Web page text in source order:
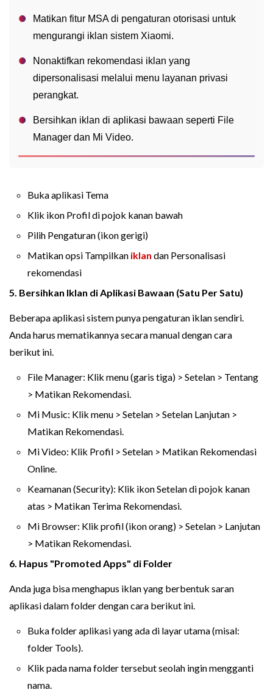
Matikan fitur MSA di pengaturan otorisasi untuk
mengurangi iklan sistem Xiaomi.
Nonaktifkan rekomendasi iklan yang
dipersonalisasi melalui menu layanan privasi
perangkat.
Bersihkan iklan di aplikasi bawaan seperti File
Manager dan Mi Video.
Buka aplikasi Tema
Klik ikon Profil di pojok kanan bawah
Pilih Pengaturan (ikon gerigi)
Matikan opsi Tampilkan iklan dan Personalisasi
rekomendasi
5. Bersihkan Iklan di Aplikasi Bawaan (Satu Per Satu)
Beberapa aplikasi sistem punya pengaturan iklan sendiri.
Anda harus mematikannya secara manual dengan cara
berikut ini.
File Manager: Klik menu (garis tiga) > Setelan > Tentang
> Matikan Rekomendasi.
Mi Music: Klik menu > Setelan > Setelan Lanjutan >
Matikan Rekomendasi.
Mi Video: Klik Profil > Setelan > Matikan Rekomendasi
Online.
Keamanan (Security): Klik ikon Setelan di pojok kanan
atas > Matikan Terima Rekomendasi.
Mi Browser: Klik profil (ikon orang) > Setelan > Lanjutan
> Matikan Rekomendasi.
6. Hapus "Promoted Apps" di Folder
Anda juga bisa menghapus iklan yang berbentuk saran
aplikasi dalam folder dengan cara berikut ini.
Buka folder aplikasi yang ada di layar utama (misal:
folder Tools).
Klik pada nama folder tersebut seolah ingin mengganti
nama.